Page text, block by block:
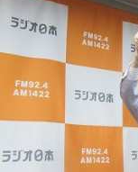
「どんな環境でも
いうメッセージに
立ち上がれるとい
という。
さらに、趣味につ
増やすために驚く